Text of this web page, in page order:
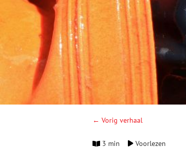
← Vorig verhaal
3 min Voorlezen